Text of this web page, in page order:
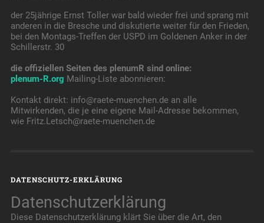
der 25jährige Ernst Toller war bald wieder frei und sprang mit
anderen in die Bresche und diskutierte weiter für den Frieden,
bei den Montags-Treffen der USPD im Goldenen Anker in der
Schillerstr. 30
die offiziellen Seiten des plenumR sind online:
plenum-R.org Mailing-Liste abonnieren:
Kontakt direkt: info@raete-muenchen.de an alle
Mitwirkenden, die je eine eigene Mail-Adresse bekommen,
wie Fritz.Letsch@raete-muenchen.de
DATENSCHUTZ-ERKLÄRUNG
Datenschutzerklärung
Diese Datenschutzerklärung klärt Sie über die Art, den